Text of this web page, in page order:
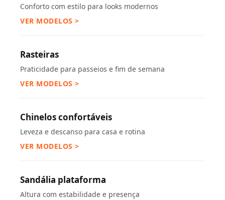
Conforto com estilo para looks modernos
VER MODELOS >
Rasteiras
Praticidade para passeios e fim de semana
VER MODELOS >
Chinelos confortáveis
Leveza e descanso para casa e rotina
VER MODELOS >
Sandália plataforma
Altura com estabilidade e presença